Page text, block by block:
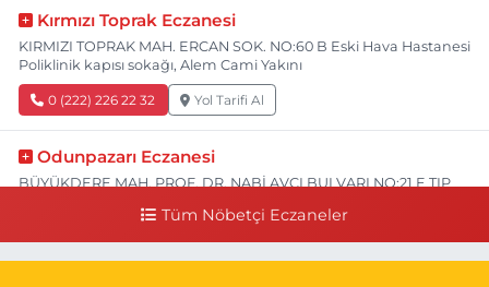
Kırmızı Toprak Eczanesi
KIRMIZI TOPRAK MAH. ERCAN SOK. NO:60 B Eski Hava Hastanesi
Poliklinik kapısı sokağı, Alem Cami Yakını
0 (222) 226 22 32 Yol Tarifi Al
Odunpazarı Eczanesi
BÜYÜKDERE MAH. PROF. DR. NABİ AVCI BULVARI NO:21 E TIP
Tüm Nöbetçi Eczaneler